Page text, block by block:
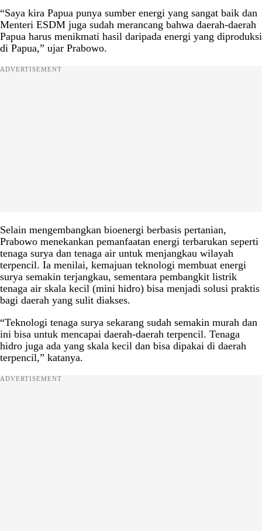
“Saya kira Papua punya sumber energi yang sangat baik dan
Menteri ESDM juga sudah merancang bahwa daerah-daerah
Papua harus menikmati hasil daripada energi yang diproduksi
di Papua,” ujar Prabowo.
ADVERTISEMENT
Selain mengembangkan bioenergi berbasis pertanian,
Prabowo menekankan pemanfaatan energi terbarukan seperti
tenaga surya dan tenaga air untuk menjangkau wilayah
terpencil. Ia menilai, kemajuan teknologi membuat energi
surya semakin terjangkau, sementara pembangkit listrik
tenaga air skala kecil (mini hidro) bisa menjadi solusi praktis
bagi daerah yang sulit diakses.
“Teknologi tenaga surya sekarang sudah semakin murah dan
ini bisa untuk mencapai daerah-daerah terpencil. Tenaga
hidro juga ada yang skala kecil dan bisa dipakai di daerah
terpencil,” katanya.
ADVERTISEMENT